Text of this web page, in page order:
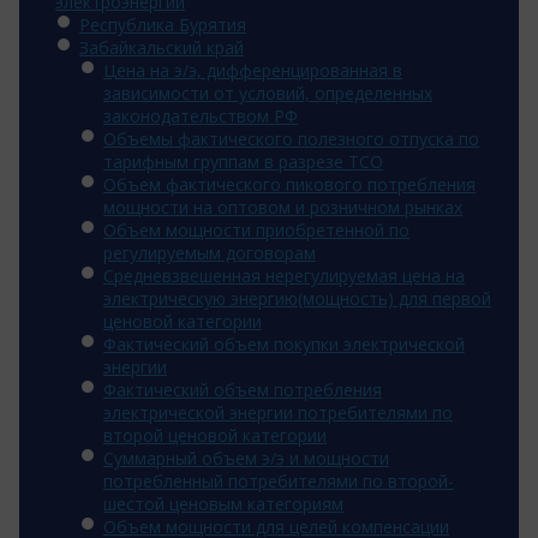
Республика Бурятия
Забайкальский край
Цена на э/э, дифференцированная в
зависимости от условий, определенных
законодательством РФ
Объемы фактического полезного отпуска по
тарифным группам в разрезе ТСО
Объем фактического пикового потребления
мощности на оптовом и розничном рынках
Объем мощности приобретенной по
регулируемым договорам
Средневзвешенная нерегулируемая цена на
электрическую энергию(мощность) для первой
ценовой категории
Фактический объем покупки электрической
энергии
Фактический объем потребления
электрической энергии потребителями по
второй ценовой категории
Суммарный объем э/э и мощности
потребленный потребителями по второй-
шестой ценовым категориям
Объем мощности для целей компенсации